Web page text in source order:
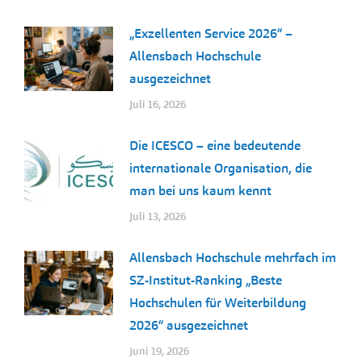
„Exzellenten Service 2026“ –
Allensbach Hochschule
ausgezeichnet
Juli 16, 2026
Die ICESCO – eine bedeutende
internationale Organisation, die
man bei uns kaum kennt
Juli 13, 2026
Allensbach Hochschule mehrfach im
SZ-Institut-Ranking „Beste
Hochschulen für Weiterbildung
2026“ ausgezeichnet
Juni 19, 2026